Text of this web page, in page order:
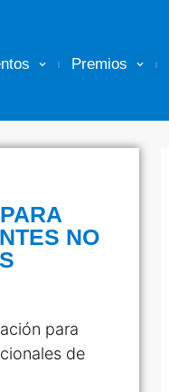
Premios
NO
para
de